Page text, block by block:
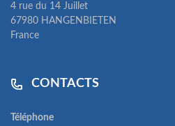
4 rue du 14 Juillet
67980 HANGENBIETEN
France
CONTACTS
Téléphone